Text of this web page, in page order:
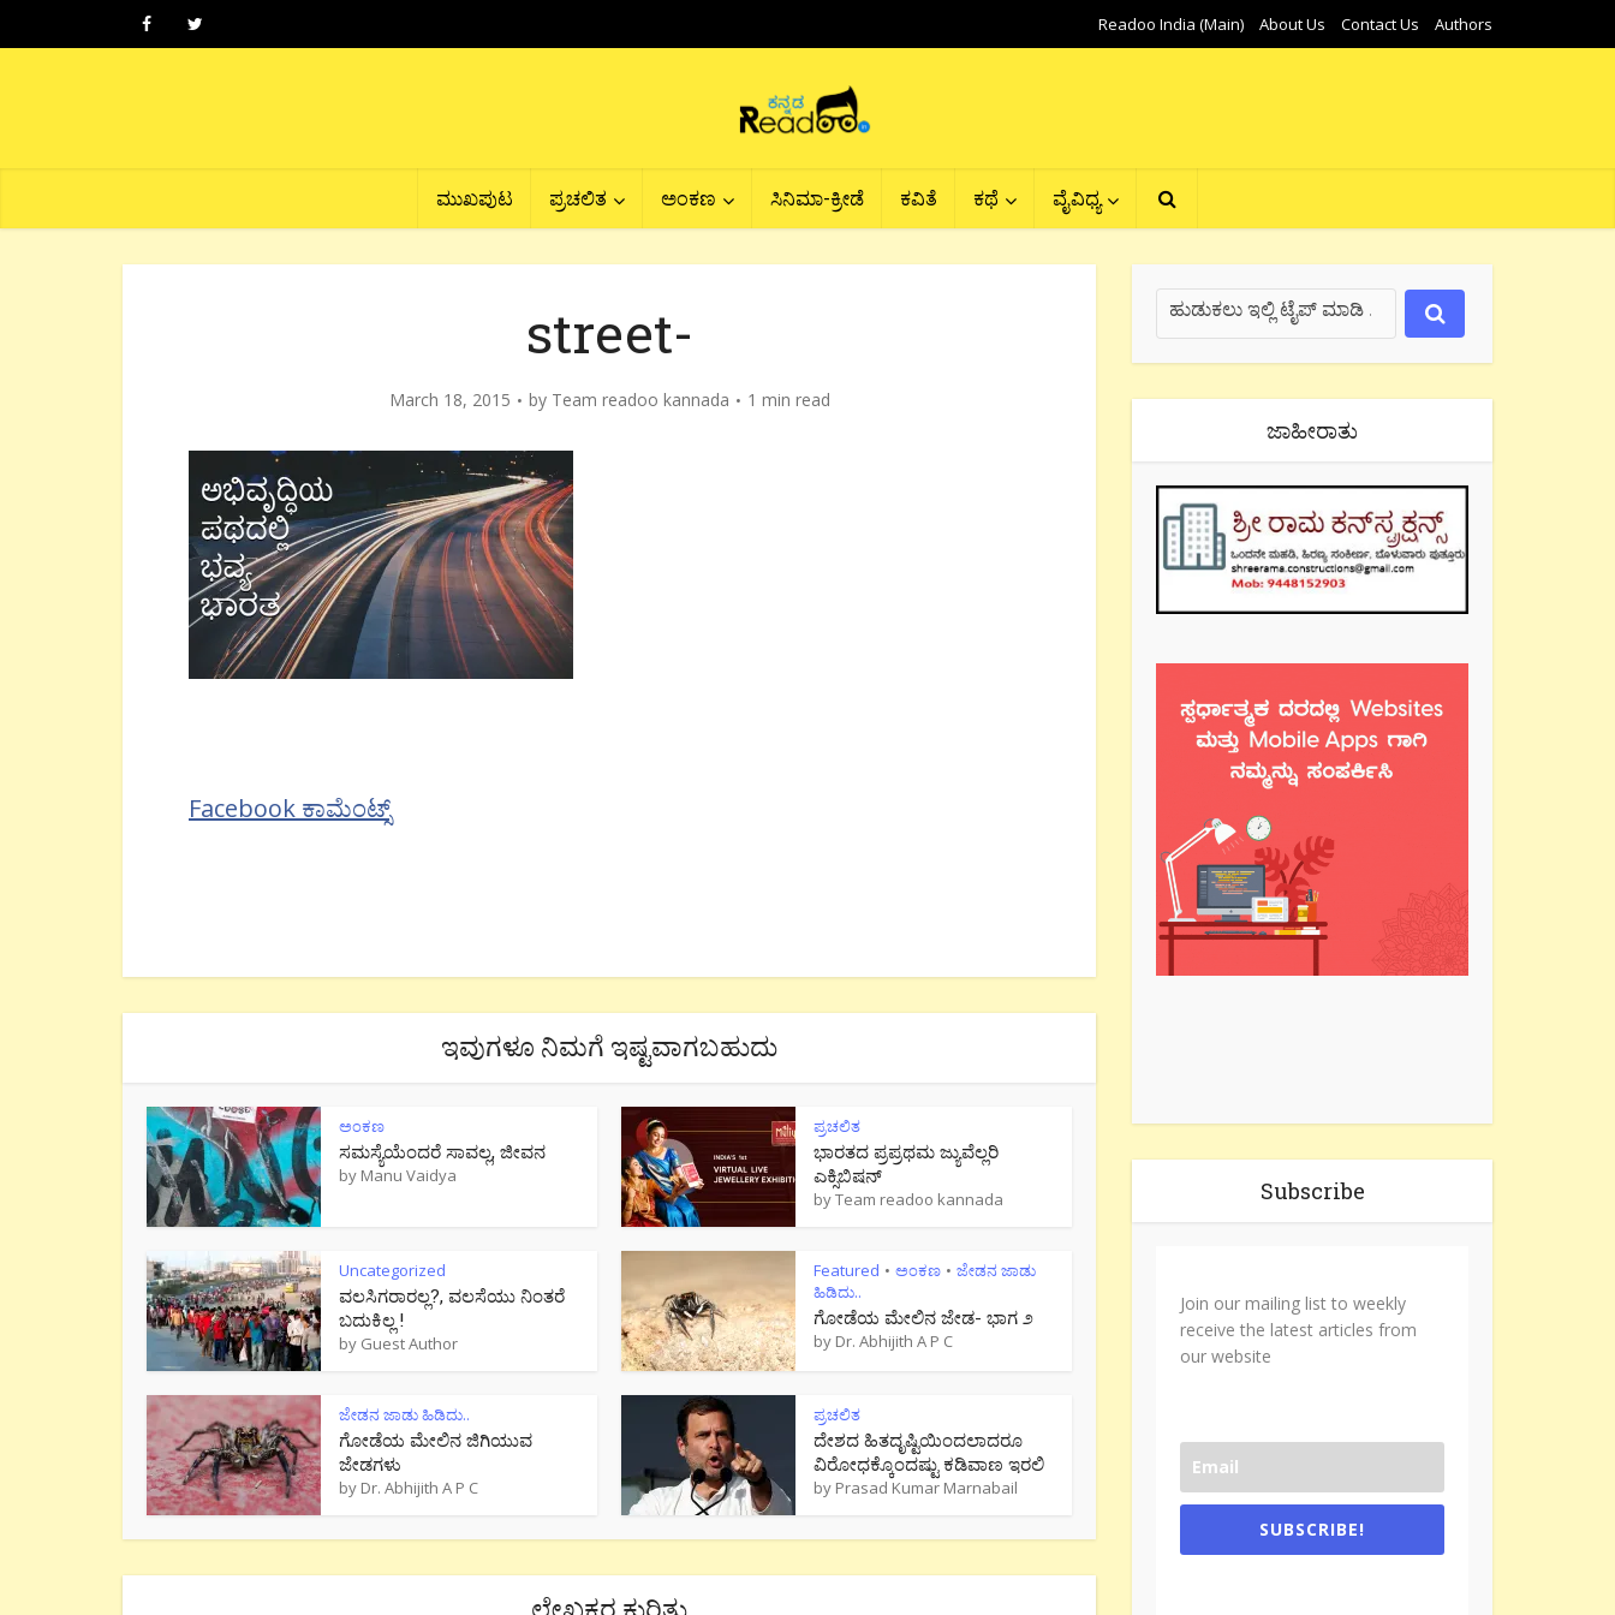
Readoo India (Main) About Us Contact Us Authors
ಮುಖಪುಟ ಪ್ರಚಲಿತ ಅಂಕಣ ಸಿನಿಮಾ-ಕ್ರೀಡೆ ಕವಿತೆ ಕಥೆ ವೈವಿಧ್ಯ
street-
March 18, 2015 by Team readoo kannada 1 min read
Facebook ಕಾಮೆಂಟ್ಸ್
ಇವುಗಳೂ ನಿಮಗೆ ಇಷ್ಟವಾಗಬಹುದು
ಅಂಕಣ
ಸಮಸ್ಯೆಯೆಂದರೆ ಸಾವಲ್ಲ, ಜೀವನ
by Manu Vaidya
ಪ್ರಚಲಿತ
ಭಾರತದ ಪ್ರಪ್ರಥಮ ಜ್ಯುವೆಲ್ಲರಿ
ಎಕ್ಸಿಬಿಷನ್
byTeam readoo kannada
Uncategorized
ವಲಸಿಗರಾರಲ್ಲ?, ವಲಸೆಯು ನಿಂತರೆ
ಬದುಕಿಲ್ಲ !
by Guest Author
Featured • ಅಂಕಣ • ಜೇಡನ ಜಾಡು
ಹಿಡಿದು..
ಗೋಡೆಯ ಮೇಲಿನ ಜೇಡ- ಭಾಗ ೨
by Dr. Abhijith A P C
ಜೇಡನ ಜಾಡು ಹಿಡಿದು..
ಗೋಡೆಯ ಮೇಲಿನ ಜಿಗಿಯುವ
ಜೇಡಗಳು
by Dr. Abhijith A P C
ಪ್ರಚಲಿತ
ದೇಶದ ಹಿತದೃಷ್ಟಿಯಿಂದಲಾದರೂ
ವಿರೋಧಕ್ಕೊಂದಷ್ಟು ಕಡಿವಾಣ ಇರಲಿ
by Prasad Kumar Marnabail
ಜಾಹೀರಾತು
Subscribe
Join our mailing list to weekly
receive the latest articles from
our website
SUBSCRIBE!